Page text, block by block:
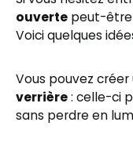
ouverte peut-être
Voici quelques
Vous pouvez créer
verrière: celle-ci
sans perdre en